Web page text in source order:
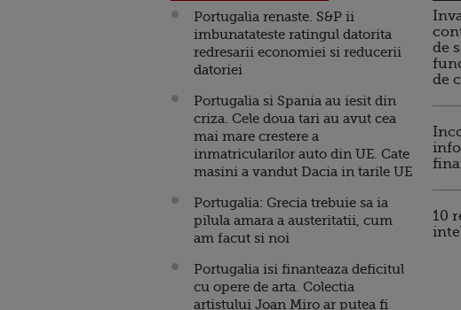
Portugalia renaste. S&P ii
imbunatateste ratingul datorita
redresarii economiei si reducerii
datoriei
Portugalia si Spania au iesit din
criza. Cele doua tari au avut cea
mai mare crestere a
inmatricularilor auto din UE. Cate
masini a vandut Dacia in tarile UE
Portugalia: Grecia trebuie sa ia
pilula amara a austeritatii, cum
am facut si noi
Portugalia isi finanteaza deficitul
cu opere de arta. Colectia
artistului Joan Miro ar putea fi
de
de
10